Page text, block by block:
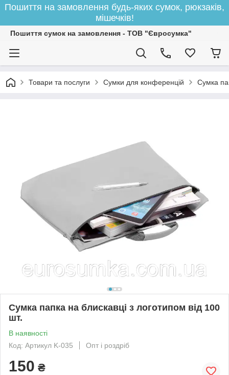
Пошиття на замовлення будь-яких сумок, рюкзаків,
мішечків!
Пошиття сумок на замовлення - ТОВ "Євросумка"
Товари та послуги Сумки для конференцій Сумка
Сумка папка на блискавці з логотипом від 100
шт.
В наявності
Код: Артикул K-035
Опт і роздріб
150 ₴